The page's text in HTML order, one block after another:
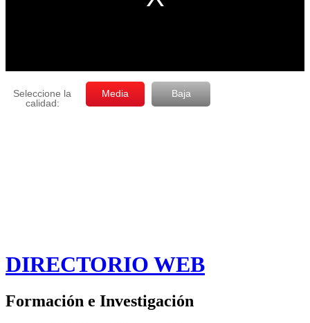
DIRECTORIO WEB
Formación e Investigación